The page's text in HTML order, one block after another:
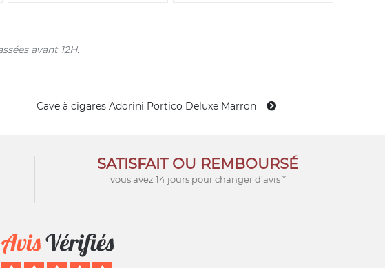
avant 12H.
Cave à cigares Adorini Portico Deluxe Marron
SATISFAIT OU REMBOURSÉ
vous avez 14 jours pour changer d'avis *